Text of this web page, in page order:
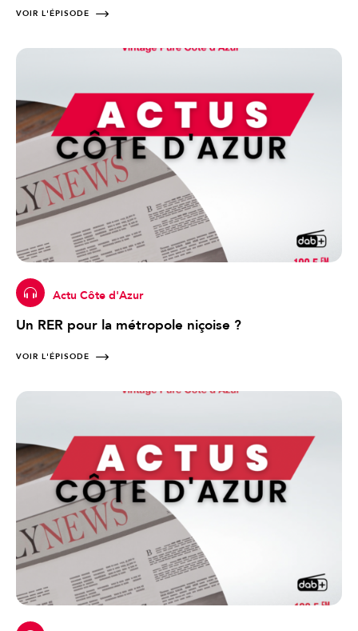
VOIR L'ÉPISODE
Actu Côte d'Azur
Un RER pour la métropole niçoise ?
VOIR L'ÉPISODE